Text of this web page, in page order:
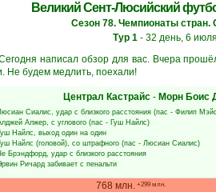
Великий Сент-Люсийский
Сезон 78. Чемпионаты стран.
Тур 1 - 32 день, 6
написал обзор для вас. Вчера
Не будем медлить, поехали!
Централ Кастрайс- Морн Боис
Сиалис, удар с близкого расстояния (пас - Филип
Алжер, с углового (пас - Гуш Найлс)
Найлс, выход один на один
Найлс (головой), со штрафного (пас - Люсиан Сиалис)
Брэндфорд, удар с близкого расстояния
Ричард забивает с пенальти
768 млн. +299 млн.